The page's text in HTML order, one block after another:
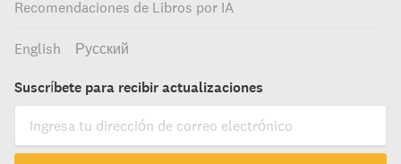
Recomendaciones de Libros por IA
English Русский
Suscríbete para recibir actualizaciones